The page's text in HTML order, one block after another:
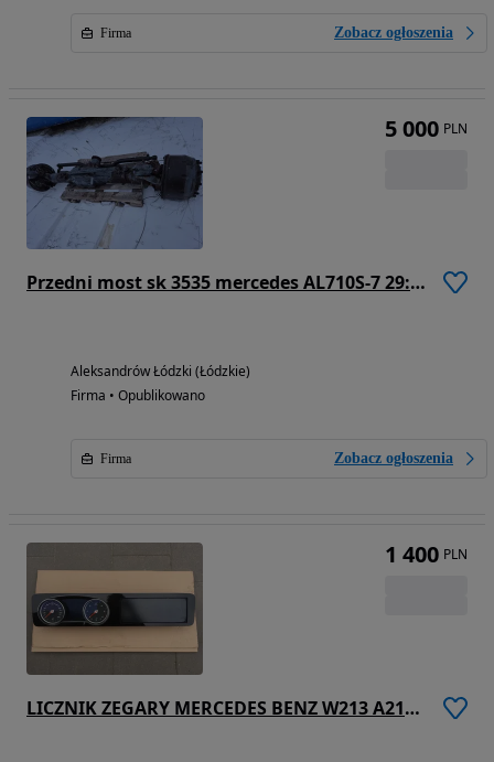
Firma Zobacz ogłoszenia
Przedni most sk 3535 mercedes AL710S-7 29:24X3
Aleksandrów Łódzki (Łódzkie)
Firma • Opublikowano
Firma Zobacz ogłoszenia
5 000 PLN
LICZNIK ZEGARY MERCEDES BENZ W213 A2135404886
1 400 PLN